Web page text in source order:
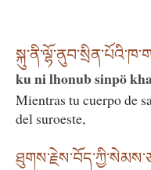
ku ni lhonub sinpö
Mientras tu cuerpo de
del suroeste,